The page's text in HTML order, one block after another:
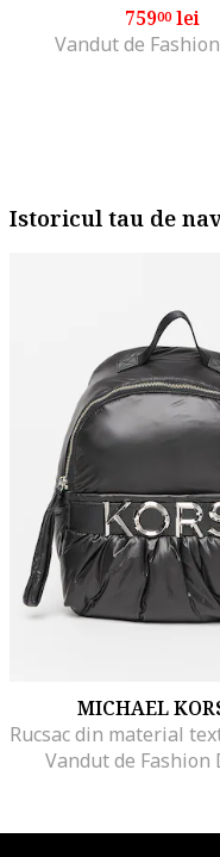
75900lei
Vandut de
Istoricul tau de
MICHAEL
Vandut de Fashion